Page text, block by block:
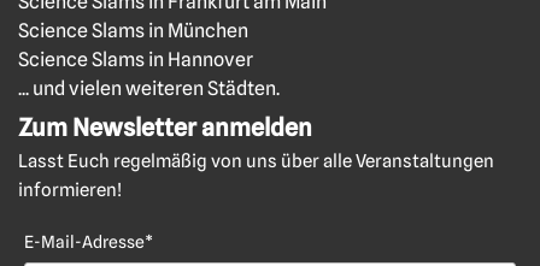
Science Slams in München
Science Slams in Hannover
... und vielen weiteren Städten.
Zum Newsletter anmelden
Lasst Euch regelmäßig von uns über alle Veranstaltungen
informieren!
E-Mail-Adresse*